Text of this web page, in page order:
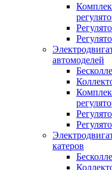
автомоделей
катеров